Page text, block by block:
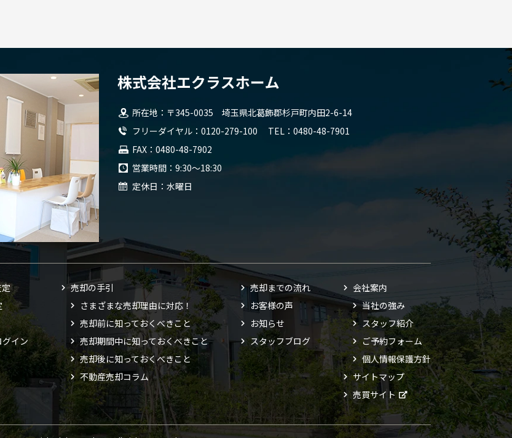
所在地 〒345-0035 埼玉県北葛飾郡杉戸町内田2-6-14
フリーダイヤル
0120-279-100 TEL
0480-48-7901
FAX
0480-48-7902
営業時間
9:30～18:30
定休日
水曜日
イン
売却の手引
さまざまな売却理由に対応！
売却前に知っておくべきこと
売却期間中に知っておくべきこと
売却後に知っておくべきこと
不動産売却コラム
売却までの流れ
お客様の声
お知らせ
スタッフブログ
会社案内
当社の強み
スタッフ紹介
ご予約フォーム
個人情報保護方針
サイトマップ
売買サイト